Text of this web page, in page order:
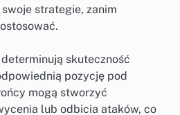
strategie, zanim
skuteczność
pozycję pod
mogą stworzyć
lub odbicia ataków, co